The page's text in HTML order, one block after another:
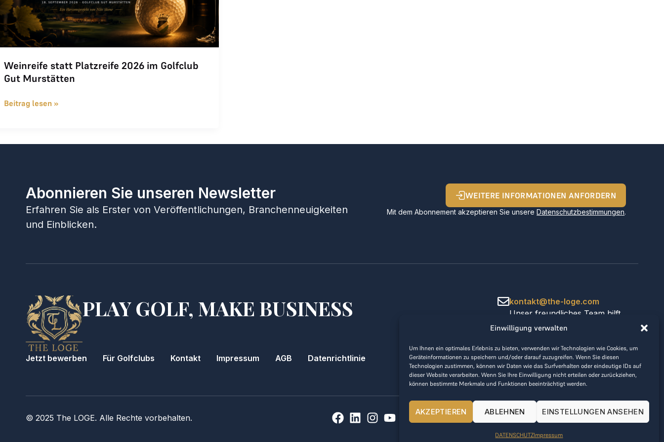
Einwilligung verwalten
Um Ihnen ein optimales Erlebnis zu bieten, verwenden wir Technologien wie Cookies, um
Geräteinformationen zu speichern und/oder darauf zuzugreifen. Wenn Sie diesen
Technologien zustimmen, können wir Daten wie das Surfverhalten oder eindeutige IDs auf
dieser Website verarbeiten. Wenn Sie Ihre Einwilligung nicht erteilen oder zurückziehen,
können bestimmte Merkmale und Funktionen beeinträchtigt werden.
AKZEPTIEREN ABLEHNEN EINSTELLUNGEN ANSEHEN
DATENSCHUTZImpressum
Weinreife statt Platzreife 2026 im Golfclub
Gut Murstätten
Beitrag lesen »
Abonnieren Sie unseren Newsletter
Erfahren Sie als Erster von Veröffentlichungen, Branchenneuigkeiten
und Einblicken.
WEITERE INFORMATIONEN ANFORDERN
Mit dem Abonnement akzeptieren Sie unsereDatenschutzbestimmungen.
PLAY GOLF, MAKE BUSINESS
Jetzt bewerben Für Golfclubs Kontakt Impressum AGB Datenrichtlinie
kontakt@the-loge.com
Unser freundliches Team hilft
Ihnen gerne weiter.
Mo-Fr von 8:00 bis 17:00 Uhr.
© 2025 The LOGE. Alle Rechte vorbehalten.